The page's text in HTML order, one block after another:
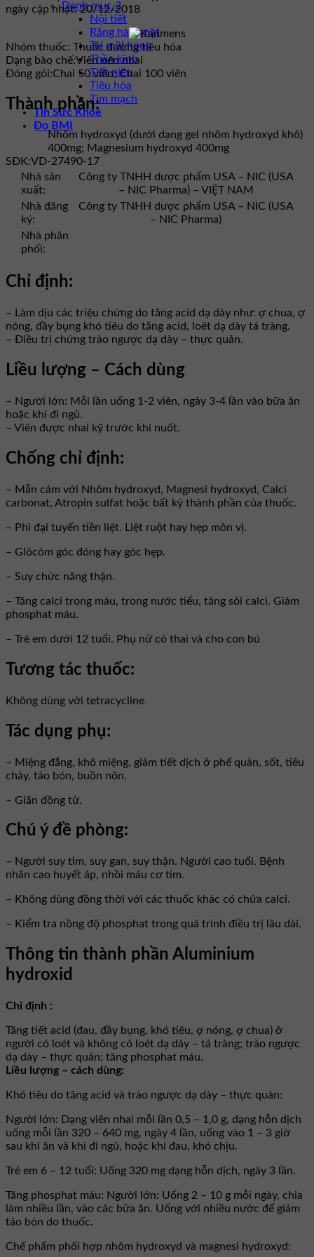
Danh mục 2
Nội tiết
Răng hàm mặt
Tai mũi họng
Thần kinh
Tiết niệu
Tiêu hóa
Tim mạch
Tin Sức Khỏe
Đo BMI
ngày cập nhật: 20/12/2018
Nhóm thuốc: Thuốc đường tiêu hóa
Dạng bào chế:Viên nén nhai
Đóng gói:Chai 50 viên; Chai 100 viên
Thành phần:
Nhôm hydroxyd (dưới dạng gel nhôm hydroxyd khô)
400mg; Magnesium hydroxyd 400mg
SĐK:VD-27490-17
Nhà sản
xuất:
Công ty TNHH dược phẩm USA – NIC (USA
– NIC Pharma) – VIỆT NAM
Nhà đăng
ký:
Công ty TNHH dược phẩm USA – NIC (USA
– NIC Pharma)
Nhà phân
phối:
Chỉ định:
– Làm dịu các triệu chứng do tăng acid dạ dày như: ợ chua, ợ
nóng, đầy bụng khó tiêu do tăng acid, loét dạ dày tá tràng.
– Điều trị chứng trào ngược dạ dày – thực quản.
Liều lượng – Cách dùng
– Người lớn: Mỗi lần uống 1-2 viên, ngày 3-4 lần vào bữa ăn
hoặc khi đi ngủ.
– Viên được nhai kỹ trước khi nuốt.
Chống chỉ định:
– Mẫn cảm với Nhôm hydroxyd, Magnesi hydroxyd, Calci
carbonat, Atropin sulfat hoặc bất kỳ thành phần của thuốc.
– Phì đại tuyến tiền liệt. Liệt ruột hay hẹp môn vị.
– Glôcôm góc đóng hay góc hẹp.
– Suy chức năng thận.
– Tăng calci trong máu, trong nước tiểu, tăng sỏi calci. Giảm
phosphat máu.
– Trẻ em dưới 12 tuổi. Phụ nữ có thai và cho con bú
Tương tác thuốc:
Không dùng với tetracycline
Tác dụng phụ:
– Miệng đắng, khô miệng, giảm tiết dịch ở phế quản, sốt, tiêu
chảy, táo bón, buồn nôn.
– Giãn đồng tử.
Chú ý đề phòng:
– Người suy tim, suy gan, suy thận. Người cao tuổi. Bệnh
nhân cao huyết áp, nhồi máu cơ tim.
– Không dùng đồng thời với các thuốc khác có chứa calci.
– Kiểm tra nồng độ phosphat trong quá trình điều trị lâu dài.
Thông tin thành phần Aluminium
hydroxid
Chỉ định :
Tăng tiết acid (đau, đầy bụng, khó tiêu, ợ nóng, ợ chua) ở
người có loét và không có loét dạ dày – tá tràng; trào ngược
dạ dày – thực quản; tăng phosphat máu.
Liều lượng – cách dùng:
Khó tiêu do tăng acid và trào ngược dạ dày – thực quản:
Người lớn: Dạng viên nhai mỗi lần 0,5 – 1,0 g, dạng hỗn dịch
uống mỗi lần 320 – 640 mg, ngày 4 lần, uống vào 1 – 3 giờ
sau khi ăn và khi đi ngủ, hoặc khi đau, khó chịu.
Trẻ em 6 – 12 tuổi: Uống 320 mg dạng hỗn dịch, ngày 3 lần.
Tăng phosphat máu: Người lớn: Uống 2 – 10 g mỗi ngày, chia
làm nhiều lần, vào các bữa ăn. Uống với nhiều nước để giảm
táo bón do thuốc.
Chế phẩm phối hợp nhôm hydroxyd và magnesi hydroxyd: